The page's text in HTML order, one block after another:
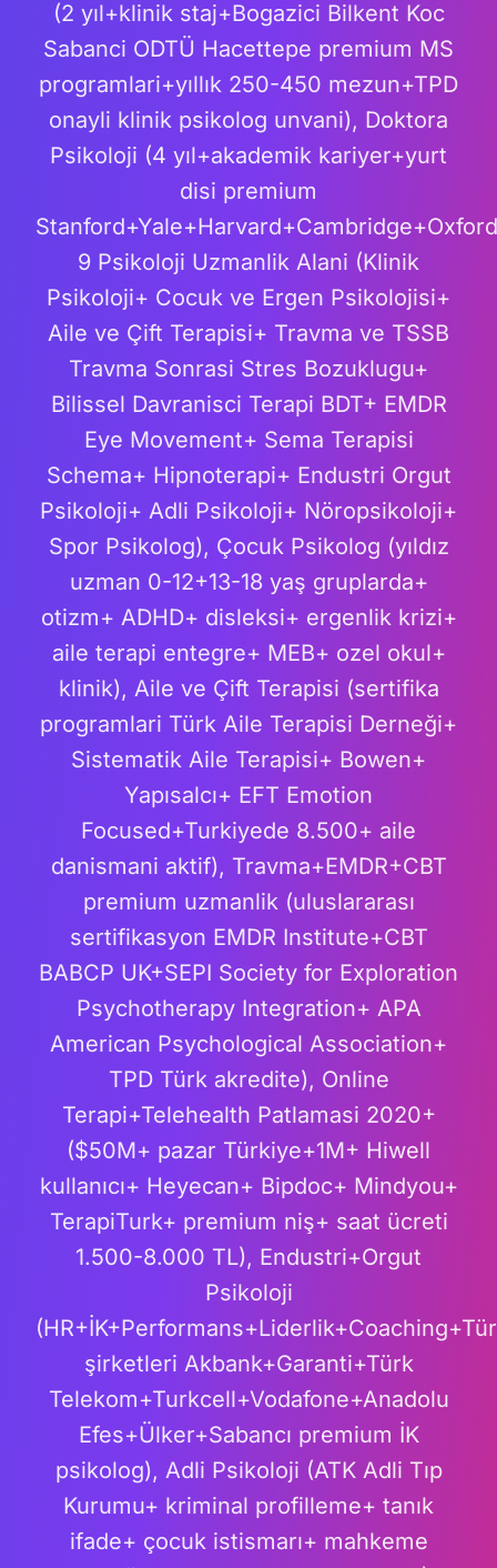
(2 yıl+klinik staj+Bogazici Bilkent Koc
Sabanci ODTÜ Hacettepe premium MS
programlari+yıllık 250-450 mezun+TPD
onayli klinik psikolog unvani), Doktora
Psikoloji (4 yıl+akademik kariyer+yurt
disi premium
9 Psikoloji Uzmanlik Alani (Klinik
Psikoloji+ Cocuk ve Ergen Psikolojisi+
Aile ve Çift Terapisi+ Travma ve TSSB
Travma Sonrasi Stres Bozuklugu+
Bilissel Davranisci Terapi BDT+ EMDR
Eye Movement+ Sema Terapisi
Schema+ Hipnoterapi+ Endustri Orgut
Psikoloji+ Adli Psikoloji+ Nöropsikoloji+
Spor Psikolog), Çocuk Psikolog (yıldız
uzman 0-12+13-18 yaş gruplarda+
otizm+ ADHD+ disleksi+ ergenlik krizi+
aile terapi entegre+ MEB+ ozel okul+
klinik), Aile ve Çift Terapisi (sertifika
programlari Türk Aile Terapisi Derneği+
Sistematik Aile Terapisi+ Bowen+
Yapısalcı+ EFT Emotion
Focused+Turkiyede 8.500+ aile
danismani aktif), Travma+EMDR+CBT
premium uzmanlik (uluslararası
sertifikasyon EMDR Institute+CBT
BABCP UK+SEPI Society for Exploration
Psychotherapy Integration+ APA
American Psychological Association+
TPD Türk akredite), Online
Terapi+Telehealth Patlamasi 2020+
($50M+ pazar Türkiye+1M+ Hiwell
kullanıcı+ Heyecan+ Bipdoc+ Mindyou+
TerapiTurk+ premium niş+ saat ücreti
1.500-8.000 TL), Endustri+Orgut
Psikoloji
şirketleri Akbank+Garanti+Türk
Telekom+Turkcell+Vodafone+Anadolu
Efes+Ülker+Sabancı premium İK
psikolog), Adli Psikoloji (ATK Adli Tıp
Kurumu+ kriminal profilleme+ tanık
ifade+ çocuk istismarı+ mahkeme